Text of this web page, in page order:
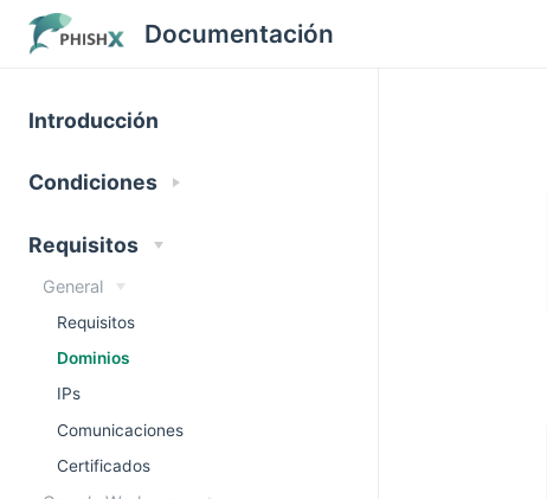
Documentación
Introducción
Condiciones
Requisitos
General
Requisitos
Dominios
IPs
Comunicaciones
Certificados